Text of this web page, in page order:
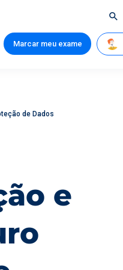
Marcar meu exame
de Dados
e